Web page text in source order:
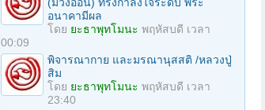
อนาคามีผล
โดย ยะธาพุทโมนะ พฤหัสบดี เวลา
00:09
พิจารณากาย และมรณานุสสติ /หลวงปู่
สิม
โดย ยะธาพุทโมนะ พฤหัสบดี เวลา
23:40